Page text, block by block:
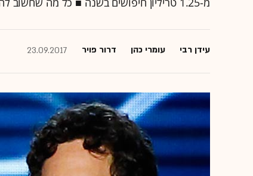
עידן רבי עומרי כהן דרור פויר 23.09.2017